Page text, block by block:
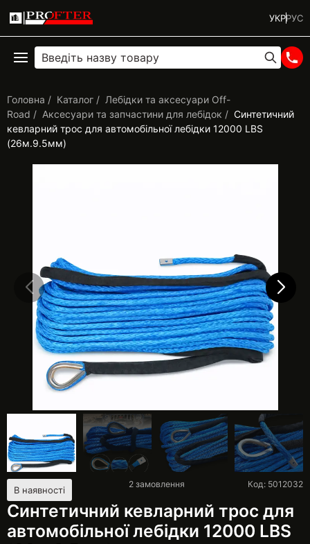
УКРРУС
Головна Каталог
Лебідки та аксесуари Off-
Road
Аксесуари та запчастини для лебідок
Синтетичний
кевларний трос для автомобільної лебідки 12000 LBS
(26м.9.5мм)
В наявності
Синтетичний кевларний трос для
автомобільної лебідки 12000 LBS
Код: 5012032
2 замовлення